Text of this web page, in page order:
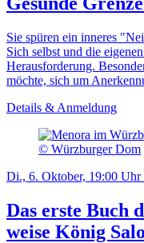
Sie spüren ein inneres
Sich selbst und die
Herausforderung.
möchte, sich um
Details & Anmeldung
© Würzburger Dom
Di., 6. Oktober, 19:00
Das erste Buch
weise König